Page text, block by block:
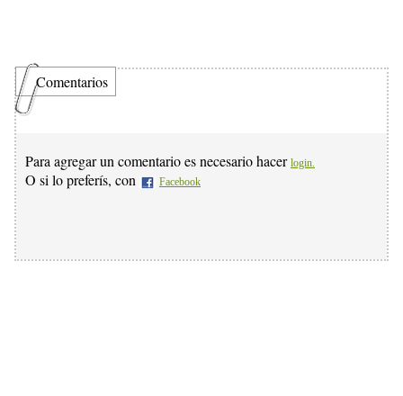
Comentarios
Para agregar un comentario es necesario hacer login.
O si lo preferís, con Facebook